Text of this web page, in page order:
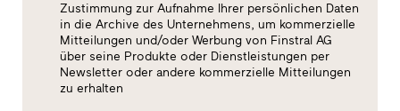
Zustimmung zur Aufnahme Ihrer persönlichen Daten
in die Archive des Unternehmens, um kommerzielle
Mitteilungen und/oder Werbung von Finstral AG
über seine Produkte oder Dienstleistungen per
Newsletter oder andere kommerzielle Mitteilungen
zu erhalten